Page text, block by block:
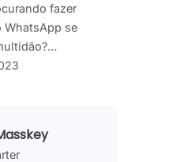
fazer
WhatsApp se